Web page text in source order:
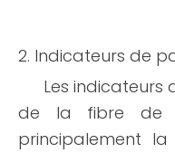
2. Indicateurs de
Les
de la fibre de
principalement